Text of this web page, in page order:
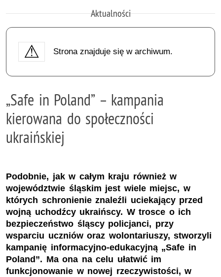
Aktualności
Strona znajduje się w archiwum.
„Safe in Poland” – kampania
kierowana do społeczności
ukraińskiej
Podobnie, jak w całym kraju również w
województwie śląskim jest wiele miejsc, w
których schronienie znaleźli uciekający przed
wojną uchodźcy ukraińscy. W trosce o ich
bezpieczeństwo śląscy policjanci, przy
wsparciu uczniów oraz wolontariuszy, stworzyli
kampanię informacyjno-edukacyjną „Safe in
Poland”. Ma ona na celu ułatwić im
funkcjonowanie w nowej rzeczywistości, w